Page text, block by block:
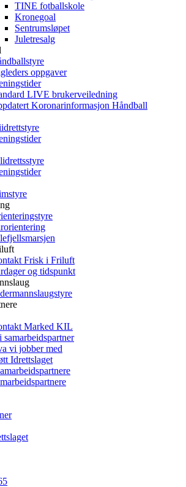
TINE fotballskole
Kronegoal
Sentrumsløpet
Juletresalg
oppgaver
LIVE brukerveiledning
Koronarinformasjon Håndball
Frisk i Friluft
og tidspunkt
Marked KIL
samarbeidspartner
vi jobber med
Idrettslaget